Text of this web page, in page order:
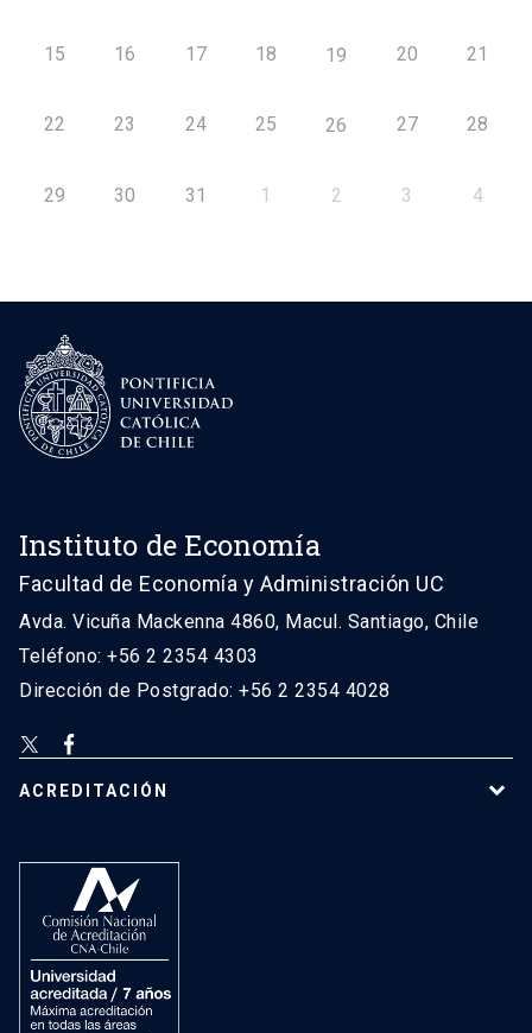
15 16 17 18 19 20 21
22 23 24 25 26 27 28
29 30 31 1 2 3 4
Instituto de Economía
Facultad de Economía y Administración UC
Avda. Vicuña Mackenna 4860, Macul. Santiago, Chile
Teléfono: +56 2 2354 4303
Dirección de Postgrado: +56 2 2354 4028
ACREDITACIÓN